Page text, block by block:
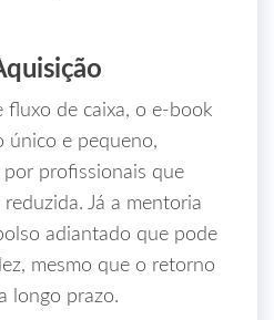
de caixa, o e‑book
único e pequeno,
profissionais que
Já a mentoria
adiantado que pode
mesmo que o retorno
longo prazo.